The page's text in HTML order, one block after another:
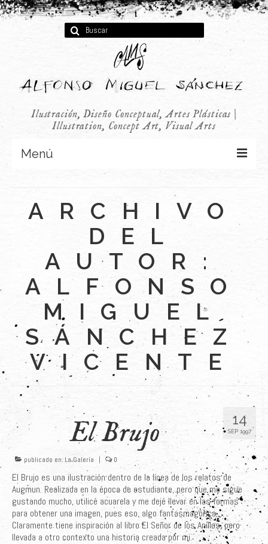
Buscar
por:
Ilustración, Diseño Conceptual, Artes Plásticas |
Illustration, Concept Art, Visual Arts
Menú
Infantil
Publicidad
Últimos Proyectos
Sobre el Autor
Clientes
Adquiere su Obra
ARCHIVO
DEL
AUTOR:
ALFONSO
MIGUEL
SÁNCHEZ
VICENTE
14
SEP 1997
El Brujo
publicado en: La Galería | 0
El Brujo es una ilustración dentro de la línea de los relatos de
Augmun. Realizada en la época de estudiante, pero que me sigue
gustando mucho, utilicé acuarela y me dejé llevar en las formas
para obtener una imagen, pues eso, algo fantasmagórica….
Claramente tiene inspiración al libro El Señor de los Anillos, pero
llevada a otro contexto una historia creada por mi.